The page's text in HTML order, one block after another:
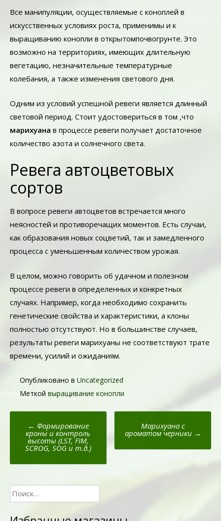
Все манипуляции, осуществляемые с коноплей в
искусственных условиях роста, применимы и к
выращиванию конопли в открытомпочвогрунте. Это
возможно на территориях, имеющих длительную
вегетацию, незначительные температурные
колебания, а также изменения светового дня.
Одним из условий успешной ревеги является длинный
световой период. Стоит удостовериться в том ,что
марихуана в процессе ревеги получает достаточное
количество азота и солнечного света.
Ревега автоцветовых
сортов
В вопросе ревеги автоцветов встречается много
неясностей и противоречащих моментов. Есть случаи,
как образования новых соцветий, так и замедленного
процесса с уменьшенным количеством урожая.
В целом, можно говорить об удачном и полезном
процессе ревеги в определенных и конкретных
случаях. Например, когда необходимо сохранить
генетические свойства и характеристики, а клоны
полностью отсутствуют. Но в большинстве случаев,
результаты ревеги марихуаны не соответствуют трате
времени, усилий и ожиданиям.
Опубликовано в Uncategorized
Меткой выращивание конопли
Пост
навигации
← Формирование
кроны и контроль
высоты (LST, FIM,
SCROG, SOG и т.д.)
Марихуана с
ароматом черники →
Найти: